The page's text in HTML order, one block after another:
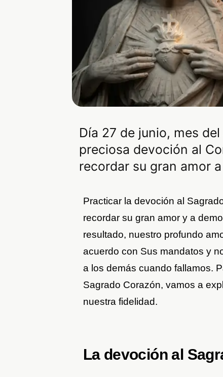
Día 27 de junio, mes
preciosa devoción al
recordar su gran amor
Practicar la devoción al
recordar su gran amor y a
resultado, nuestro profundo
acuerdo con Sus mandatos y
a los demás cuando fallamos.
Sagrado Corazón, vamos a
nuestra fidelidad.
La devoción al